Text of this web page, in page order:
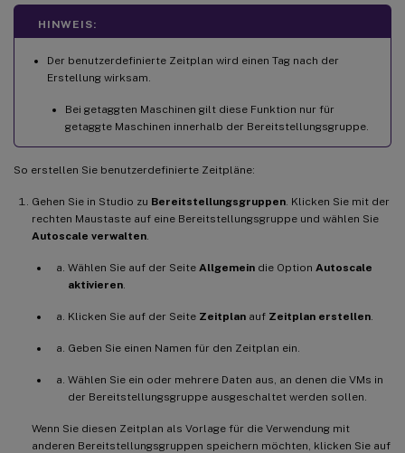
HINWEIS:
Der benutzerdefinierte Zeitplan wird einen Tag nach der
Erstellung wirksam.
Bei getaggten Maschinen gilt diese Funktion nur für
getaggte Maschinen innerhalb der Bereitstellungsgruppe.
So erstellen Sie benutzerdefinierte Zeitpläne:
Gehen Sie in Studio zu Bereitstellungsgruppen . Klicken Sie mit der
rechten Maustaste auf eine Bereitstellungsgruppe und wählen Sie
Autoscale verwalten
Wählen Sie auf der Seite Allgemein die Option Autoscale
aktivieren
Klicken Sie auf der Seite Zeitplan auf Zeitplan erstellen
Geben Sie einen Namen für den Zeitplan ein.
Wählen Sie ein oder mehrere Daten aus, an denen die VMs in
der Bereitstellungsgruppe ausgeschaltet werden sollen.
Wenn Sie diesen Zeitplan als Vorlage für die Verwendung mit
anderen Bereitstellungsgruppen speichern möchten, klicken Sie auf